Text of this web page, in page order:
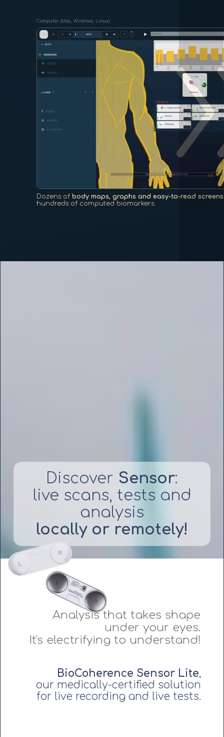
Computer (Mac, Windows, Linux)
Dozens of body maps, graphs and easy-to-read screens
hundreds of computed biomarkers.
Discover Sensor:
live scans, tests and
analysis
locally or remotely!
Analysis that takes shape
under your eyes.
It's electrifying to understand!
BioCoherence Sensor Lite,
our medically-certified solution
for live recording and live tests.